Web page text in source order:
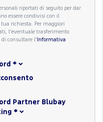
riportati di seguito per dar
essere condivisi con il
Per maggiori
l'eventuale trasferimento
di consultare l' Informativa
*
Partner Blubay
*